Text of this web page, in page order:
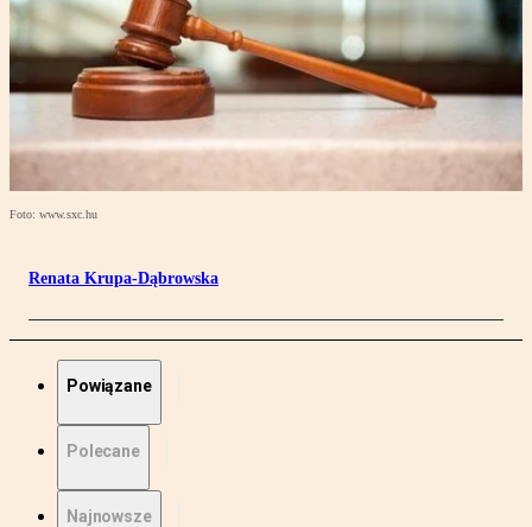
Foto: www.sxc.hu
Renata Krupa-Dąbrowska
Powiązane
Polecane
Najnowsze